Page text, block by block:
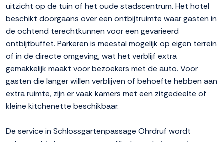
uitzicht op de tuin of het oude stadscentrum. Het hotel
beschikt doorgaans over een ontbijtruimte waar gasten in
de ochtend terechtkunnen voor een gevarieerd
ontbijtbuffet. Parkeren is meestal mogelijk op eigen terrein
of in de directe omgeving, wat het verblijf extra
gemakkelijk maakt voor bezoekers met de auto. Voor
gasten die langer willen verblijven of behoefte hebben aan
extra ruimte, zijn er vaak kamers met een zitgedeelte of
kleine kitchenette beschikbaar.
De service in Schlossgartenpassage Ohrdruf wordt